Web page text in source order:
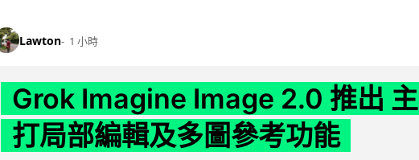
Lawton 1 小時
Grok Imagine Image 2.0 推出 主
打局部編輯及多圖參考功能